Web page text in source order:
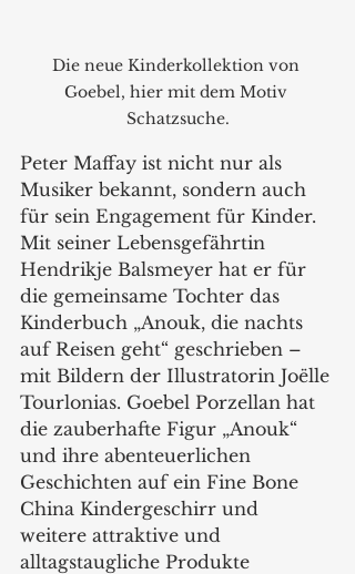
Die neue Kinderkollektion von
Goebel, hier mit dem Motiv
Schatzsuche.
Peter Maffay ist nicht nur als
Musiker bekannt, sondern auch
für sein Engagement für Kinder.
Mit seiner Lebensgefährtin
Hendrikje Balsmeyer hat er für
die gemeinsame Tochter das
Kinderbuch „Anouk, die nachts
auf Reisen geht“ geschrieben –
mit Bildern der Illustratorin Joëlle
Tourlonias. Goebel Porzellan hat
die zauberhafte Figur „Anouk“
und ihre abenteuerlichen
Geschichten auf ein Fine Bone
China Kindergeschirr und
weitere attraktive und
alltagstaugliche Produkte